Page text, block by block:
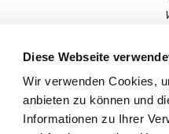
Diese Webseite
Wir verwenden Cookies,
anbieten zu können und
Informationen zu Ihrer